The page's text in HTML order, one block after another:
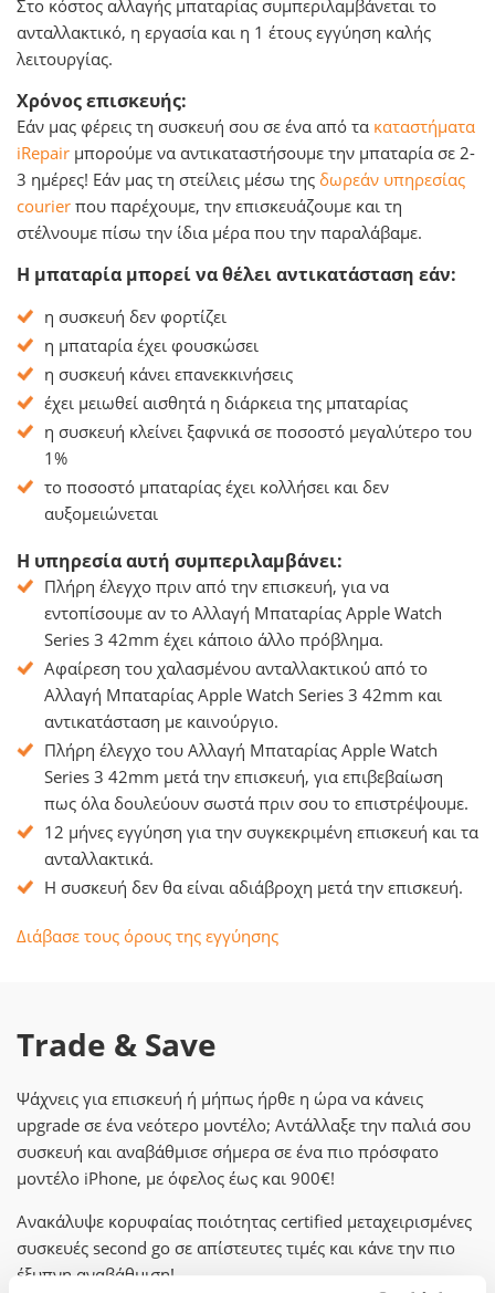
Στο κόστος αλλαγής μπαταρίας συμπεριλαμβάνεται το
ανταλλακτικό, η εργασία και η 1 έτους εγγύηση καλής
λειτουργίας.
Χρόνος επισκευής:
Εάν μας φέρεις τη συσκευή σου σε ένα από τα καταστήματα
iRepair μπορούμε να αντικαταστήσουμε την μπαταρία σε 2-
3 ημέρες! Εάν μας τη στείλεις μέσω της δωρεάν υπηρεσίας
courier που παρέχουμε, την επισκευάζουμε και τη
στέλνουμε πίσω την ίδια μέρα που την παραλάβαμε.
Η μπαταρία μπορεί να θέλει αντικατάσταση εάν:
η συσκευή δεν φορτίζει
η μπαταρία έχει φουσκώσει
η συσκευή κάνει επανεκκινήσεις
έχει μειωθεί αισθητά η διάρκεια της μπαταρίας
η συσκευή κλείνει ξαφνικά σε ποσοστό μεγαλύτερο του
1%
το ποσοστό μπαταρίας έχει κολλήσει και δεν
αυξομειώνεται
Η υπηρεσία αυτή συμπεριλαμβάνει:
Πλήρη έλεγχο πριν από την επισκευή, για να
εντοπίσουμε αν το Αλλαγή Μπαταρίας Apple Watch
Series 3 42mm έχει κάποιο άλλο πρόβλημα.
Αφαίρεση του χαλασμένου ανταλλακτικού από το
Αλλαγή Μπαταρίας Apple Watch Series 3 42mm και
αντικατάσταση με καινούργιο.
Πλήρη έλεγχο του Αλλαγή Μπαταρίας Apple Watch
Series 3 42mm μετά την επισκευή, για επιβεβαίωση
πως όλα δουλεύουν σωστά πριν σου το επιστρέψουμε.
12 μήνες εγγύηση για την συγκεκριμένη επισκευή και τα
ανταλλακτικά.
Η συσκευή δεν θα είναι αδιάβροχη μετά την επισκευή.
Διάβασε τους όρους της εγγύησης
Trade & Save
Ψάχνεις για επισκευή ή μήπως ήρθε η ώρα να κάνεις
upgrade σε ένα νεότερο μοντέλο; Αντάλλαξε την παλιά σου
συσκευή και αναβάθμισε σήμερα σε ένα πιο πρόσφατο
μοντέλο iPhone, με όφελος έως και 900€!
Ανακάλυψε κορυφαίας ποιότητας certified μεταχειρισμένες
συσκευές second go σε απίστευτες τιμές και κάνε την πιο
έξυπνη αναβάθμιση!